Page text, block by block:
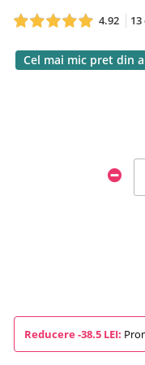
4.92
Cel mai mic pret din
Reducere -38.5 LEI: